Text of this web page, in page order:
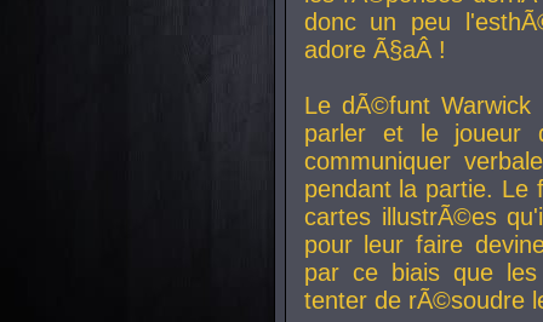
donc un peu
adore Ã§aÂ !
Le dÃ©funt Warwick
parler et le joueur
communiquer
pendant la partie. Le
cartes illustrÃ©es
pour leur faire
par ce biais que
tenter de rÃ©soudre